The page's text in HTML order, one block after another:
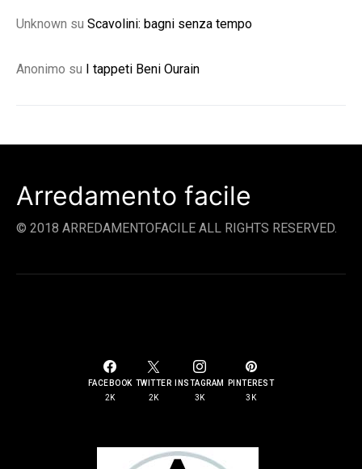
Unknown su Scavolini: bagni senza tempo
Anonimo su I tappeti Beni Ourain
Arredamento facile
© 2018 ARREDAMENTOFACILE ALL RIGHTS RESERVED.
FACEBOOK
2K
TWITTER
2K
INSTAGRAM
3K
PINTEREST
3K